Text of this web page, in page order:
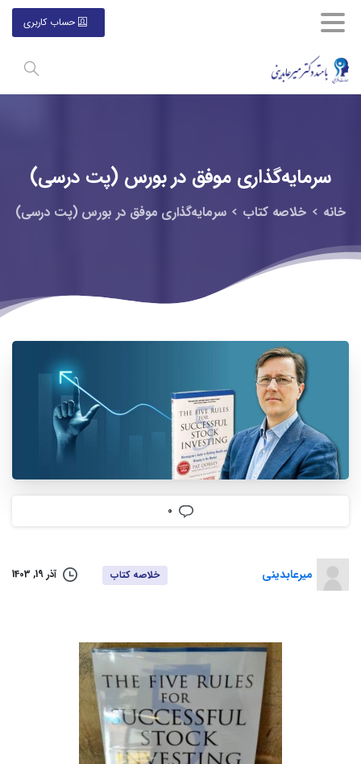
حساب کاربری
سرمایه‌گذاری موفق در بورس (پت درسی)
خانه خلاصه كتاب سرمایه‌گذاری موفق در بورس (پت درسی)
0
میرعابدینی خلاصه كتاب آذر 19, 1403